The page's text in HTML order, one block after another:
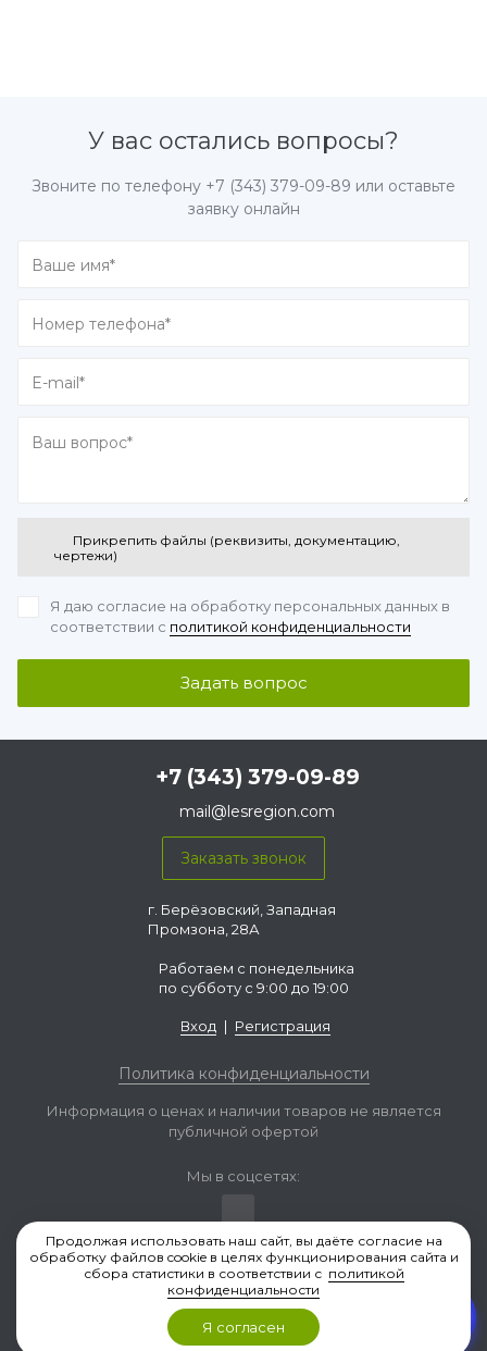
У вас остались вопросы?
Звоните по телефону +7 (343) 379-09-89 или оставьте
заявку онлайн
Прикрепить файлы (реквизиты, документацию,
чертежи)
Я даю согласие на обработку персональных данных в
соответствии с политикой конфиденциальности
+7 (343) 379-09-89
mail@lesregion.com
г. Берёзовский, Западная
Промзона, 28А
Работаем с понедельника
по субботу с 9:00 до 19:00
Вход | Регистрация
Политика конфиденциальности
Информация о ценах и наличии товаров не является
публичной офертой
Мы в соцсетях:
РегионЛес 96 © 2019-2026, Екатеринбург
Разработка и продвижение сайта — Формула Продаж
Продолжая использовать наш сайт, вы даёте согласие на
обработку файлов cookie в целях функционирования сайта и
сбора статистики в соответствии с политикой
конфиденциальности
Я согласен